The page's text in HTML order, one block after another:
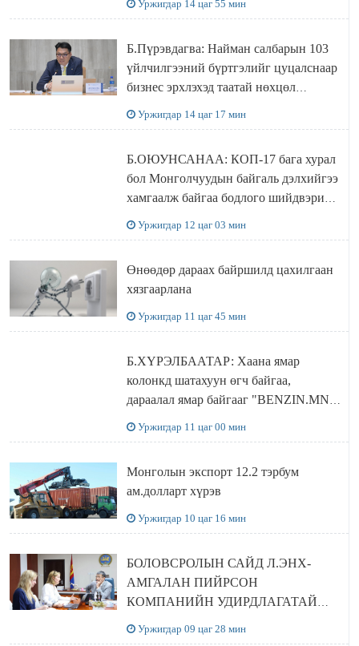
Уржигдар 14 цаг 55 мин
Б.Пүрэвдагва: Найман салбарын 103
үйлчилгээний бүртгэлийг цуцалснаар
бизнес эрхлэхэд таатай нөхцөл
Уржигдар 14 цаг 17 мин
Б.ОЮУНСАНАА: КОП-17 бага хурал
бол Монголчуудын байгаль дэлхийгээ
хамгаалж байгаа бодлого шийдвэрийг
Уржигдар 12 цаг 03 мин
Өнөөдөр дараах байршилд цахилгаан
хязгаарлана
Уржигдар 11 цаг 45 мин
Б.ХҮРЭЛБААТАР: Хаана ямар
колонкд шатахуун өгч байгаа,
дараалал ямар байгааг "BENZIN.MN”
Уржигдар 11 цаг 00 мин
Монголын экспорт 12.2 тэрбум
ам.долларт хүрэв
Уржигдар 10 цаг 16 мин
БОЛОВСРОЛЫН САЙД Л.ЭНХ-
АМГАЛАН ПИЙРСОН
КОМПАНИЙН УДИРДЛАГАТАЙ
Уржигдар 09 цаг 28 мин